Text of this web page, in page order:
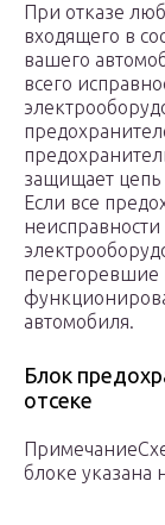
При отказе
входящего в
вашего
всего
защищает цепь
Если все
перегоревшие
автомобиля.
Блок
отсеке
блоке указана